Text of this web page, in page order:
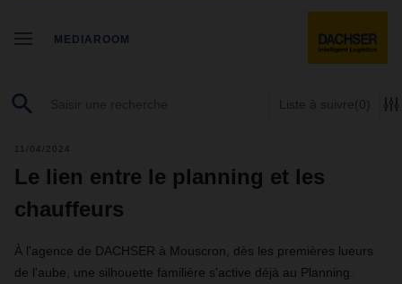
MEDIAROOM
Liste à suivre(0)
11/04/2024
Le lien entre le planning et les
chauffeurs
À l'agence de DACHSER à Mouscron, dès les premières lueurs
de l'aube, une silhouette familière s'active déjà au Planning.